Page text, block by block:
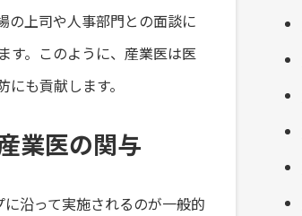
の上司や人事部門との面談に
す。このように、産業医は医
も貢献します。
業医の関与
沿って実施されるのが一般的